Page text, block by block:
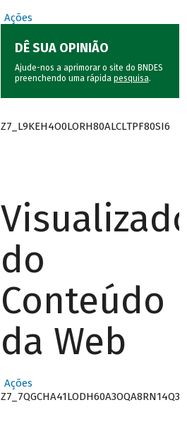
Ações
DÊ SUA OPINIÃO
Ajude-nos a aprimorar o site do BNDES
preenchendo uma rápida pesquisa.
Z7_L9KEH4O0LORH80ALCLTPF80SI6
Visualizador
do
Conteúdo
da Web
Ações
Z7_7QGCHA41LODH60A3OQA8RN14Q3